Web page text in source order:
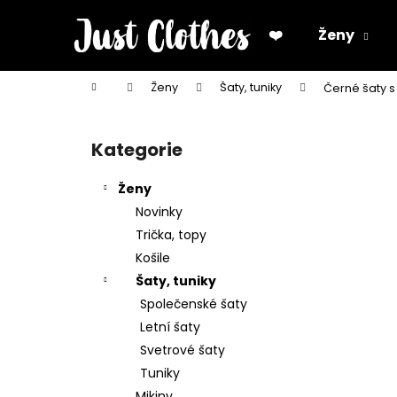
❤️ Ženy
Domů Ženy Šaty, tuniky Černé šaty
Přeskočit
kategorie
Kategorie
Ženy
Novinky
Trička, topy
Košile
Šaty, tuniky
Společenské šaty
Letní šaty
Svetrové šaty
Tuniky
í
Zpět
do
Zpět
do